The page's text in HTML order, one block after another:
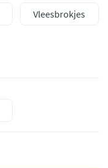
Vleesbrokjes